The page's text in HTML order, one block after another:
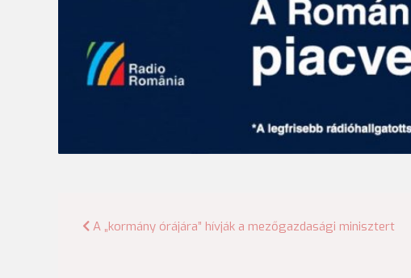
Bejegyzés
A „kormány órájára” hívják a mezőgazdasági minisztert